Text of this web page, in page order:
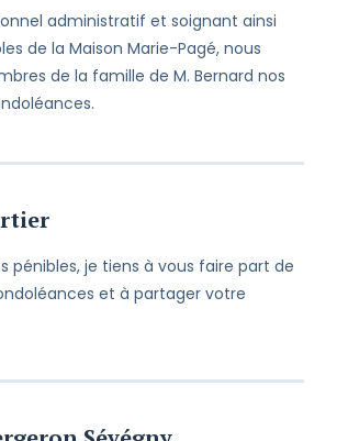
Vous pourrez toujours
sur moi. À très bientôt.
être cher est toujours une
ce, peu importe les
sentiments.
administratif et soignant ainsi
de la Maison Marie-Pagé, nous
de la famille de M. Bernard nos
pénibles, je tiens à vous faire part de
et à partager votre